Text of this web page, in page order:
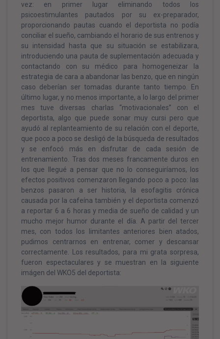
vez: en primer lugar eliminando todos los
psicoestimulantes pautados por su ex-preparador,
proporcionando pautas cuando el deportista no podía
conciliar el sueño, cambiando el horario de sus entrenos y
su intensidad hasta que su situación se estabilizara,
introduciendo una pauta de suplementación adecuada y
contactando con su médico para homogeneizar la
estrategia de cara a abandonar las benzo, que en ningún
caso deberían ser tomadas durante tanto tiempo. En
último lugar, y no menos importante, a lo largo del primer
mes tuve diversas charlas “motivacionales” con el
deportista, algo que puede sonar muy cursi pero que
ayudó al replanteamiento de su relación con el deporte,
que poco a poco se desligó de la búsqueda de resultados
y se enfocó más en disfrutar de cada sesión de
entrenamiento. Tras dos meses francamente duros en
los que llegué a pensar que no lo conseguiríamos, los
efectos positivos comenzaron llegando poco a poco: las
benzos pasaron a ser historia, la esofagitis crónica
causada por la cafeína también y el deportista comenzó
a reportar 6 a 6 horas y media de sueño de calidad y un
mucho mejor humor durante el día. A partir del tercer
mes, con todos los limitantes anteriores bien atados,
pudimos centrarnos en entrenar, comer y descansar
correctamente. Los resultados, para mi grata sorpresa,
fueron espectaculares y se muestran en la siguiente
imágen del WKO5 del deportista: